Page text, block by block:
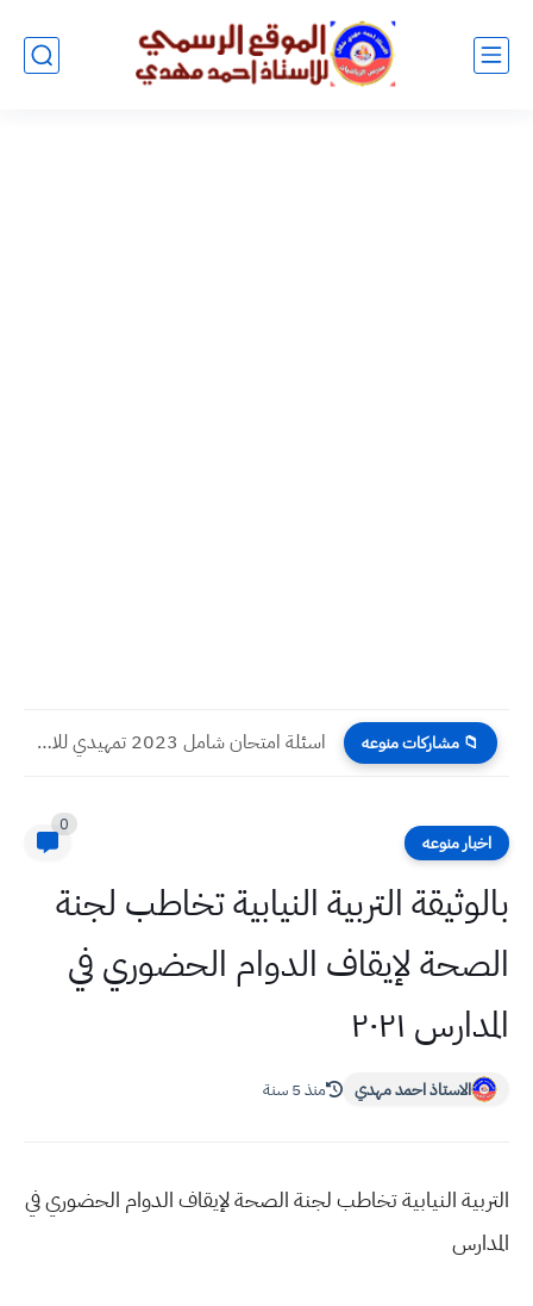
📁 مشاركات منوعه اسئلة امتحان شامل 2023 تمهيدي للامتحان الوزاري مادة الاسلامية للصف...
اخبار منوعه
0
بالوثيقة التربية النيابية تخاطب لجنة
الصحة لإيقاف الدوام الحضوري في
المدارس ٢٠٢١
الاستاذ احمد مهدي منذ 5 سنة
التربية النيابية تخاطب لجنة الصحة لإيقاف الدوام الحضوري في
المدارس